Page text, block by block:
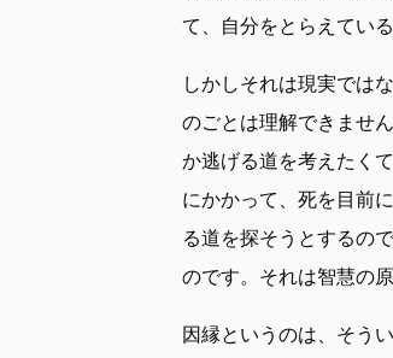
て、自分をとらえている
しかしそれは現実では
のごとは理解できませ
か逃げる道を考えたく
にかかって、死を目前
る道を探そうとするの
のです。それは智慧の
因縁というのは、そう